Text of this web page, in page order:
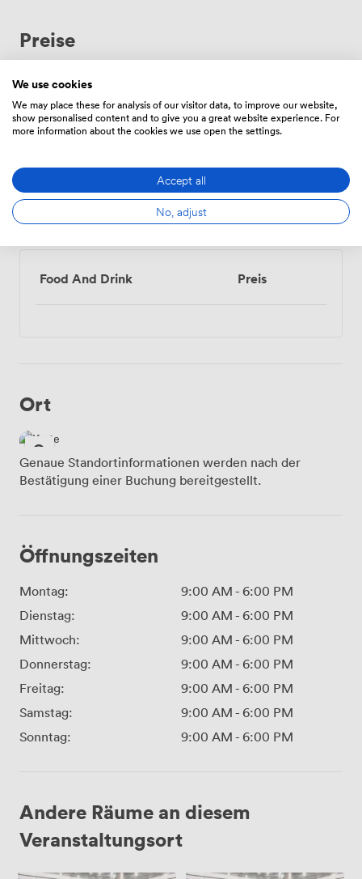
Preise
Zeitplan
Von84.00000000000001/Stunde
Menü
Food And Drink Preis
Ort
Genaue Standortinformationen werden nach der
Bestätigung einer Buchung bereitgestellt.
Öffnungszeiten
Montag: 9:00 AM - 6:00 PM
Dienstag:
9:00 AM - 6:00 PM
Mittwoch:
9:00 AM - 6:00 PM
Donnerstag:
9:00 AM - 6:00 PM
Freitag:
9:00 AM - 6:00 PM
Samstag:
9:00 AM - 6:00 PM
Sonntag:
9:00 AM - 6:00 PM
Andere Räume an diesem
Veranstaltungsort
We use cookies
We may place these for analysis of our visitor data, to improve our website,
show personalised content and to give you a great website experience. For
more information about the cookies we use open the settings.
Accept all
No, adjust